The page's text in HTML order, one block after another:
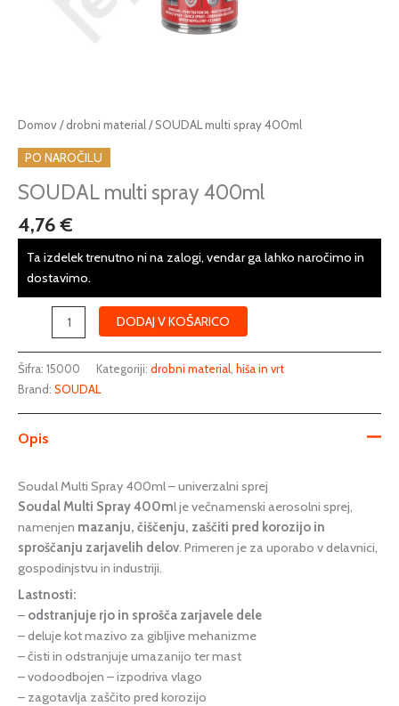
Domov/drobni material/ SOUDAL multi spray 400ml
PO NAROČILU
SOUDAL multi spray 400ml
4,76€
Ta izdelek trenutno ni na zalogi, vendar ga lahko naročimo in
dostavimo.
SOUDAL
multi
spray
400ml
DODAJ V KOŠARICO
Šifra: 15000 Kategoriji: drobni material hiša in vrt
Brand: SOUDAL
Opis
Soudal Multi Spray 400ml – univerzalni sprej
Soudal Multi Spray 400ml je večnamenski aerosolni sprej,
namenjen mazanju, čiščenju, zaščiti pred korozijo in
sproščanju zarjavelih delov. Primeren je za uporabo v delavnici,
gospodinjstvu in industriji.
Lastnosti:
– odstranjuje rjo in sprošča zarjavele dele
– deluje kot mazivo za gibljive mehanizme
– čisti in odstranjuje umazanijo ter mast
– vodoodbojen – izpodriva vlago
– zagotavlja zaščito pred korozijo